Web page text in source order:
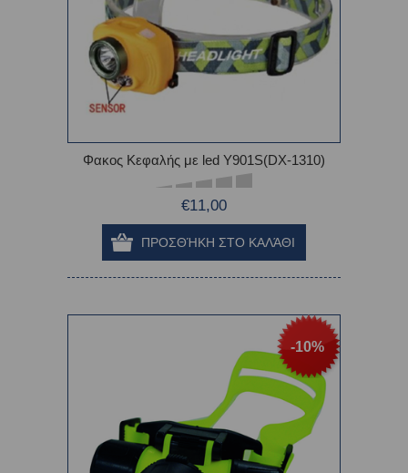
Φακος Κεφαλής με led Y901S(DX-1310)
€11,00
-10%